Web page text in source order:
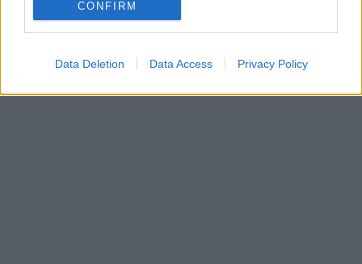
CONFIRM
Data Deletion Data Access Privacy Policy